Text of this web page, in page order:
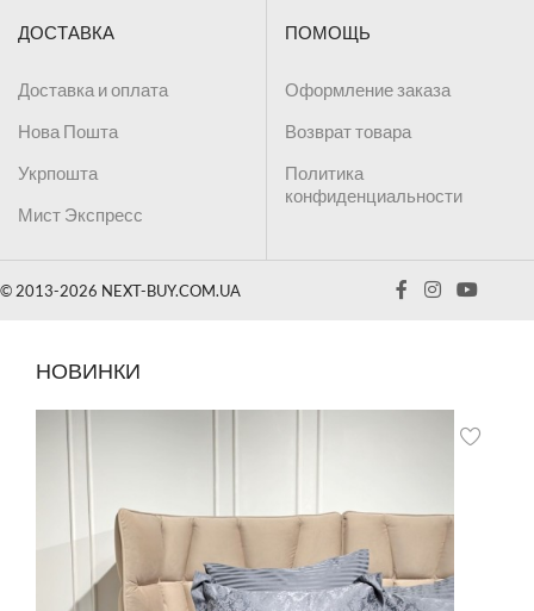
ДОСТАВКА
Доставка и оплата
Нова Пошта
Укрпошта
Мист Экспресс
ПОМОЩЬ
Оформление заказа
Возврат товара
Политика
конфиденциальности
© 2013-2026 NEXT-BUY.COM.UA
НОВИНКИ